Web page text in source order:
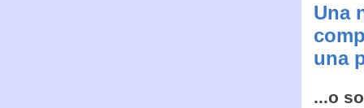
Una
una
...o